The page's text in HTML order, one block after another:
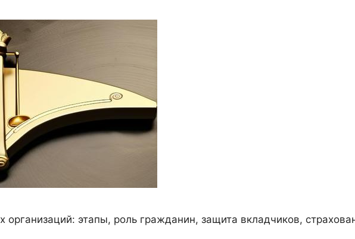
организаций: этапы, роль гражданин, защита вкладчиков,